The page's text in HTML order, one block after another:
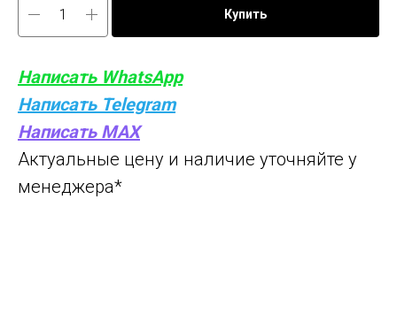
Купить
Написать WhatsApp
Написать Telegram
Написать MAX
Актуальные цену и наличие уточняйте у
менеджера*